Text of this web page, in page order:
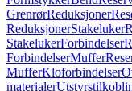
GrenrørReduksjoner
ReduksjonerStakeluker
StakelukerForbindelser
ForbindelserMuffer
MufferKloforbindelser
materialer